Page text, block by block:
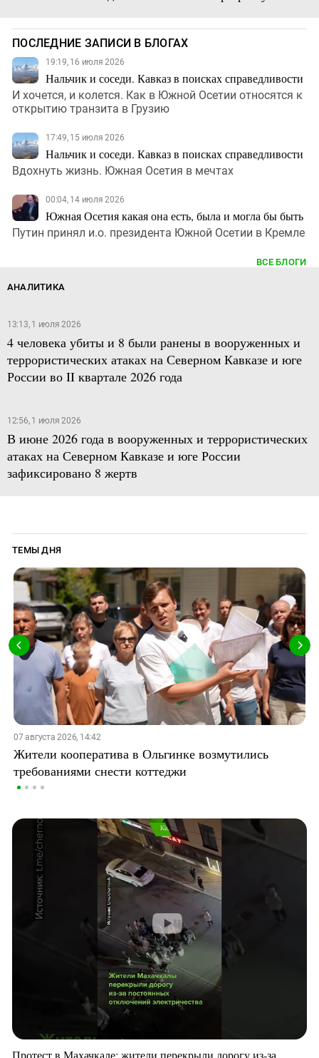
ПОСЛЕДНИЕ ЗАПИСИ В БЛОГАХ
19:19, 16 июля 2026
Нальчик и соседи. Кавказ в поисках справедливости
И хочется, и колется. Как в Южной Осетии относятся к
открытию транзита в Грузию
17:49, 15 июля 2026
Нальчик и соседи. Кавказ в поисках справедливости
Вдохнуть жизнь. Южная Осетия в мечтах
00:04, 14 июля 2026
Южная Осетия какая она есть, была и могла бы быть
Путин принял и.о. президента Южной Осетии в Кремле
ВСЕ БЛОГИ
АНАЛИТИКА
13:13, 1 июля 2026
4 человека убиты и 8 были ранены в вооруженных и
террористических атаках на Северном Кавказе и юге
России во II квартале 2026 года
12:56, 1 июля 2026
В июне 2026 года в вооруженных и террористических
атаках на Северном Кавказе и юге России
зафиксировано 8 жертв
ТЕМЫ ДНЯ
07 августа 2026, 14:42
Жители кооператива в Ольгинке возмутились
требованиями снести коттеджи
Протест в Махачкале: жители перекрыли дорогу из-за